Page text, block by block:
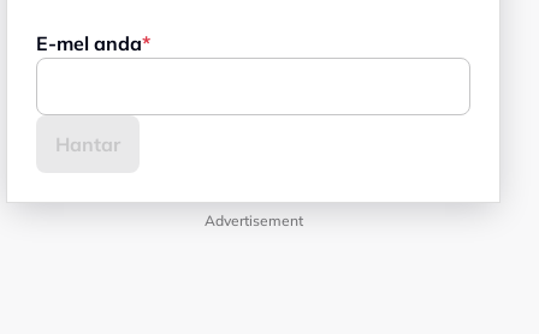
E-mel anda
Advertisement